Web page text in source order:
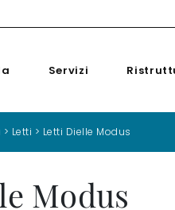
Servizi
> Letti > Letti Dielle Modus
Modus